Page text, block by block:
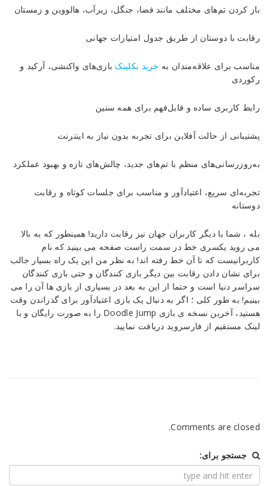
باز کردن تم‌های مختلف مانند فضا، جنگل، زیرآب، هالووین و زمستان
رقابت با دوستان از طریق جدول امتیازات جهانی
مناسب برای علاقه‌مندان به خرید بکلینک بازی‌های واکنشی، آرکید و
رکوردی
رابط کاربری ساده و قابل‌فهم برای همه سنین
پشتیبانی از حالت آفلاین برای تجربه بدون نیاز به اینترنت
به‌روزرسانی‌های منظم با تم‌های جدید، چالش‌های تازه و بهبود عملکرد
تجربه‌ای سریع، اعتیادآور و مناسب برای جلسات کوتاه و رقابت
دوستانه
بله ، شما با دیگر کاربران جهان نیز رقابت دارید! همینطور که به بالا
می روید یکسری خط در سمت راست صفحه می بینید که نام
کاربرانیست که تا آن خط رفته اند! به نظر من این یک راه بسیار جالب
برای نشان دادن رقابت بین دیگر بازی کنندگان و حتی بازی کنندگان
سراسر دنیا است و حتما از این به بعد در بسیاری از بازی ها آن را می
بینیم! به طور کلی ؛ اگر به دنبال یک بازی اعتیادآور برای گذراندن وقت
هستید، آخرین نسخه ی بازی Doodle Jump را به صورت رایگان و با
لینک مستقیم از فارسروید دریافت نمایید.
Comments are closed.
جستجو برای: